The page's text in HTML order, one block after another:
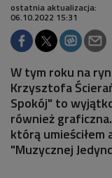
ostatnia aktualizacja:
06.10.2022 15:31
W tym roku na
Krzysztofa
Spokój" to
również
którą
"Muzycznej